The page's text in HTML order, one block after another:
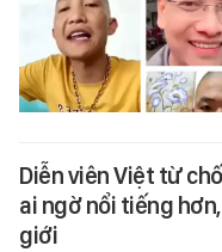
Diễn viên Việt từ
ai ngờ nổi tiếng
giới